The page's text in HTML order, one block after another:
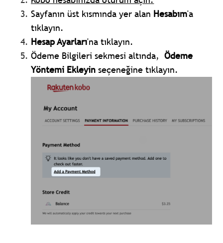
Sayfanın üst kısmında yer alan Hesabım'a
tıklayın.
Hesap Ayarları'na tıklayın.
Ödeme Bilgileri sekmesi altında,Ödeme
Yöntemi Ekleyin seçeneğine tıklayın.